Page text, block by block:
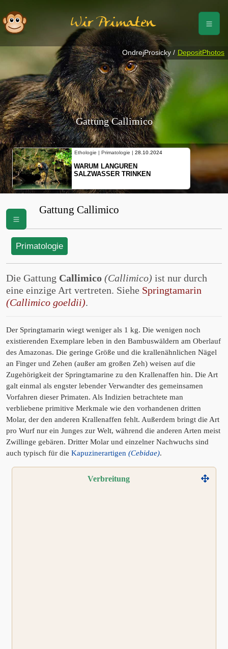
Wir Primaten
Gattung Callimico
Ethologie | Primatologie | 28.10.2024
WARUM LANGUREN
SALZWASSER TRINKEN
OndrejProsicky / DepositPhotos
Gattung Callimico
Primatologie
Die Gattung Callimico (Callimico) ist nur durch
eine einzige Art vertreten. Siehe Springtamarin
(Callimico goeldii).
Der Springtamarin wiegt weniger als 1 kg. Die wenigen noch
existierenden Exemplare leben in den Bambuswäldern am Oberlauf
des Amazonas. Die geringe Größe und die krallenähnlichen Nägel
an Finger und Zehen (außer am großen Zeh) weisen auf die
Zugehörigkeit der Springtamarine zu den Krallenaffen hin. Die Art
galt einmal als engster lebender Verwandter des gemeinsamen
Vorfahren dieser Primaten. Als Indizien betrachtete man
verbliebene primitive Merkmale wie den vorhandenen dritten
Molar, der den anderen Krallenaffen fehlt. Außerdem bringt die Art
pro Wurf nur ein Junges zur Welt, während die anderen Arten meist
Zwillinge gebären. Dritter Molar und einzelner Nachwuchs sind
auch typisch für die Kapuzinerartigen (Cebidae).
Verbreitung